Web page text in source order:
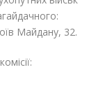
Майдану, 32.